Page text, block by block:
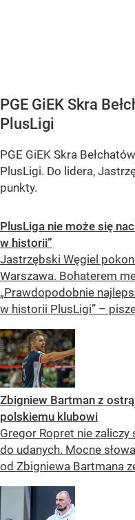
PGE GiEK Skra
PlusLigi
PGE GiEK Skra
PlusLigi. Do lidera,
punkty.
PlusLiga nie może się
w historii”
Jastrzębski Węgiel
Warszawa. Bohaterem
„Prawdopodobnie
w historii PlusLigi” –
Zbigniew Bartman z
polskiemu klubowi
Gregor Ropret nie
do udanych. Mocne
od Zbigniewa Bartmana